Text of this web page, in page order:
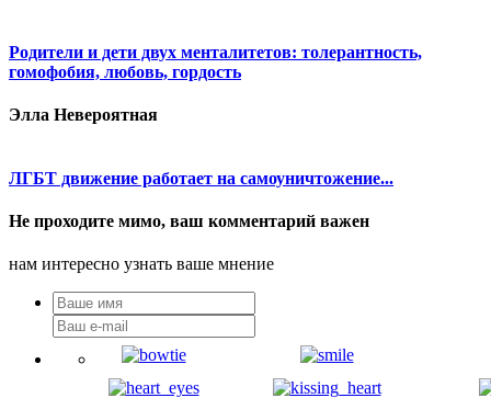
Родители и дети двух менталитетов: толерантность,
гомофобия, любовь, гордость
Элла Невероятная
ЛГБТ движение работает на самоуничтожение...
Не проходите мимо, ваш комментарий важен
нам интересно узнать ваше мнение